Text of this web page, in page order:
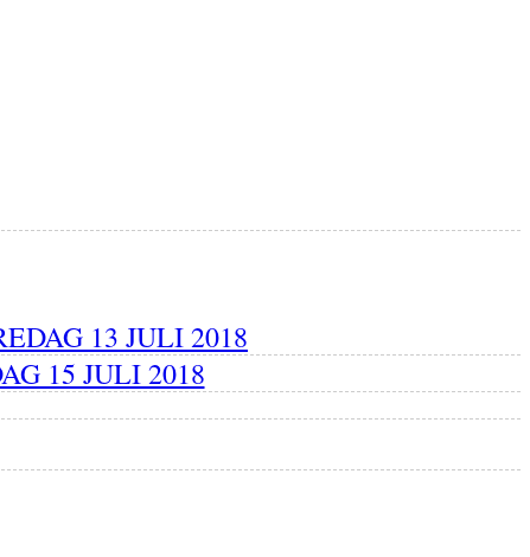
13 JULI 2018
15 JULI 2018